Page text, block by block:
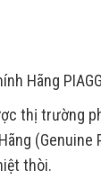
Hãng
thị trường
thòi.